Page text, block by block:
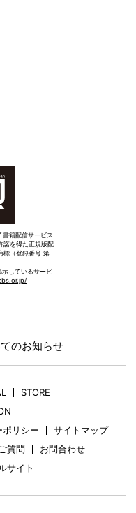
籍配信サービス
諾を得た正規版配
標（登録番号 第
しているサービ
のお知らせ
STORE
ポリシー
サイトマップ
質問
お問合わせ
サイト